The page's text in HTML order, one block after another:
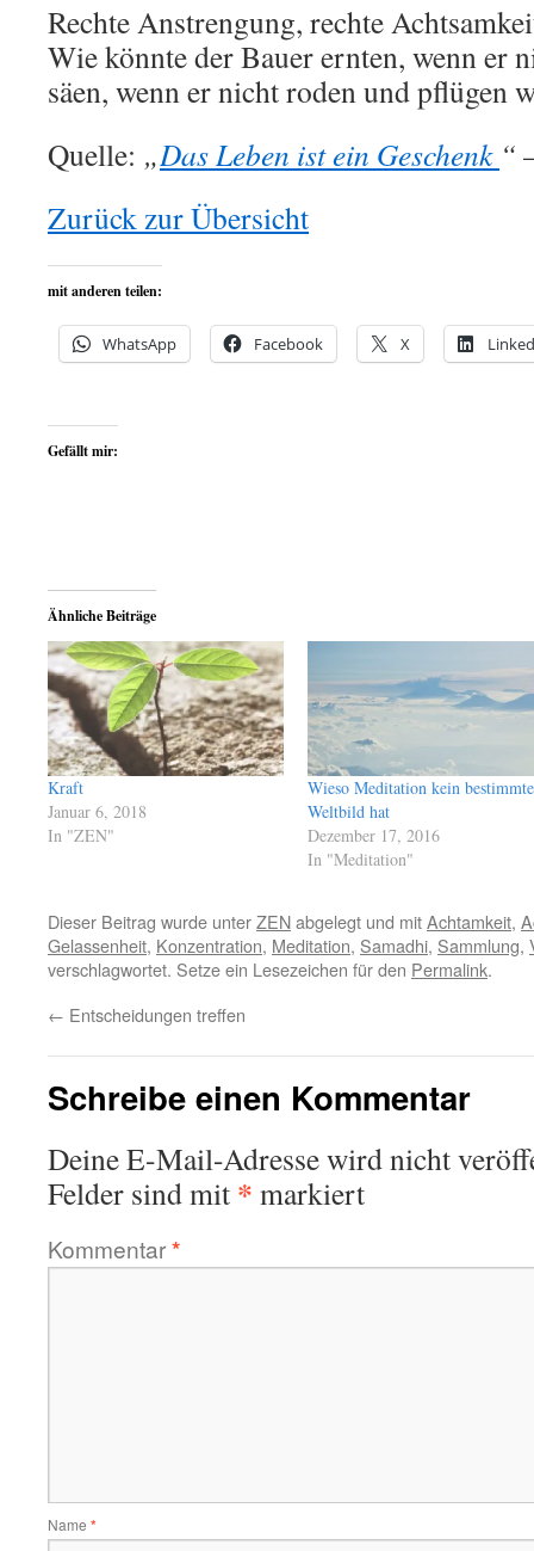
Rechte Anstrengung, rechte
Wie könnte der Bauer ernten, wenn er
säen, wenn er nicht roden und pflügen
Quelle: „Das Leben ist ein Geschenk “
Zurück zur Übersicht
mit anderen teilen:
WhatsApp Facebook X
Gefällt mir:
Ähnliche Beiträge
Kraft
Januar 6, 2018
In "ZEN"
Wieso Meditation kein
Weltbild hat
Dezember 17, 2016
In "Meditation"
Dieser Beitrag wurde unterZENabgelegt und mitAchtamkeit,
Gelassenheit, Konzentration, Meditation, Samadhi, Sammlung,
verschlagwortet. Setze ein Lesezeichen für den Permalink.
← Entscheidungen treffen
Schreibe einen Kommentar
Deine E-Mail-Adresse wird nicht
Felder sind mit * markiert
Kommentar*
Name *